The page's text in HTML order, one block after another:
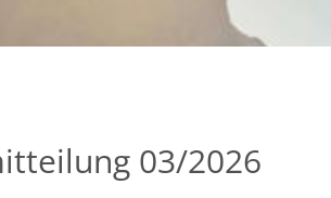
03/2026